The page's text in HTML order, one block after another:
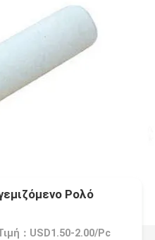
Ρολό
：USD1.50-2.00/Pc